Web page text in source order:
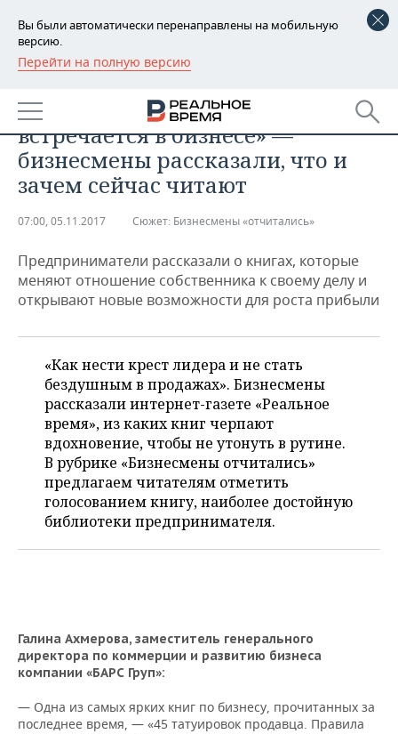
Вы были автоматически перенаправлены на мобильную
версию.
Перейти на полную версию
РЕГИОНЫ
БАШКОРТОСТАН
ТАТАРСТАН
УДМУРТИЯ
НОВОСТИ
АНАЛИТИКА
НОВОСТИ АНАЛИТИКИ
ДЕКЛАРАЦИИ О ДОХОДАХ
КОРОЛИ ГОСЗАКАЗА ПФО
ВУЗЫ ТАТАРСТАНА
ТОРГОВЫЕ ЦЕНТРЫ
ТАТАРСТАНА
ЭКОНОМИКА
НОВОСТИ ЭКОНОМИКИ
ФИНАНСЫ
БАНКИ
ИНВЕСТИЦИИ
ПРОМЫШЛЕННОСТЬ
НОВОСТИ
ПРОМЫШЛЕННОСТИ
МАШИНОСТРОЕНИЕ
НЕФТЕХИМИЯ
НЕФТЬ
ОПК
ЭНЕРГЕТИКА
НЕДВИЖИМОСТЬ
НОВОСТИ НЕДВИЖИМОСТИ
АВТО
НОВОСТИ БИЗНЕСА
РОЗНИЧНАЯ ТОРГОВЛЯ
ТРАНСПОРТ
УСЛУГИ
ТЕХНОЛОГИИ
НОВОСТИ ТЕХНОЛОГИЙ
МЕДИА
ТЕЛЕКОММУНИКАЦИИ
МЕРОПРИЯТИЯ
НОВОСТИ МЕРОПРИЯТИЙ
ВЫЕЗДНАЯ РЕДАКЦИЯ
БИЗНЕС-БРАНЧИ
ОТКРЫТАЯ ЛЕКЦИЯ
СПОРТ
НОВОСТИ СПОРТА
ФУТБОЛ
БАСКЕТБОЛ
ВОЛЕЙБОЛ
КИБЕРСПОРТ
ОБЩЕСТВО
НОВОСТИ ОБЩЕСТВА
ИНФРАСТРУКТУРА
ИСТОРИЯ
КУЛЬТУРА
ФОТОГАЛЕРЕЯ
СПРАВОЧНИК
СПИСОК ПЕРСОН
СПИСОК КОМПАНИЙ
ПОЛНАЯ ВЕРСИЯ
«Такая честность редко
встречается в бизнесе» —
бизнесмены рассказали, что и
зачем сейчас читают
07:00, 05.11.2017 Сюжет: Бизнесмены «отчитались»
Предприниматели рассказали о книгах, которые
меняют отношение собственника к своему делу и
открывают новые возможности для роста прибыли
«Как нести крест лидера и не стать
бездушным в продажах». Бизнесмены
рассказали интернет-газете «Реальное
время», из каких книг черпают
вдохновение, чтобы не утонуть в рутине.
В рубрике «Бизнесмены отчитались»
предлагаем читателям отметить
голосованием книгу, наиболее достойную
библиотеки предпринимателя.
Галина Ахмерова, заместитель генерального
директора по коммерции и развитию бизнеса
компании «БАРС Груп»:
— Одна из самых ярких книг по бизнесу, прочитанных за
последнее время, — «45 татуировок продавца. Правила